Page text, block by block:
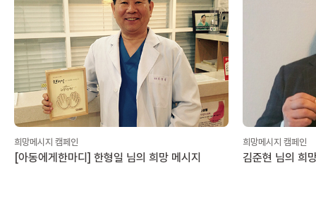
희망메시지 캠페인
[아동에게한마디] 한형일 님의 희망 메시지
희망메시지 캠페인
김준현 님의 희